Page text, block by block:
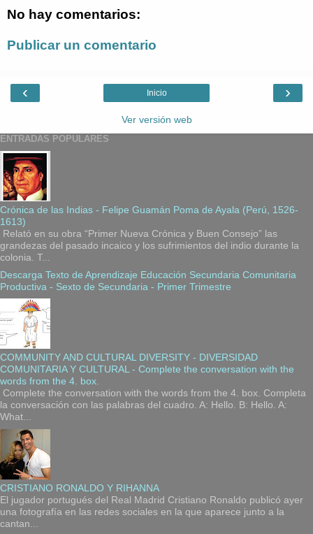
No hay comentarios:
Publicar un comentario
‹ ›
Inicio
Ver versión web
ENTRADAS POPULARES
Crónica de las Indias - Felipe Guamán Poma de Ayala (Perú, 1526-
1613)
Relató en su obra “Primer Nueva Crónica y Buen Consejo” las
grandezas del pasado incaico y los sufrimientos del indio durante la
colonia. T...
Descarga Texto de Aprendizaje Educación Secundaria Comunitaria
Productiva - Sexto de Secundaria - Primer Trimestre
COMMUNITY AND CULTURAL DIVERSITY - DIVERSIDAD
COMUNITARIA Y CULTURAL - Complete the conversation with the
words from the 4. box.
Complete the conversation with the words from the 4. box. Completa
la conversación con las palabras del cuadro. A: Hello. B: Hello. A:
What...
CRISTIANO RONALDO Y RIHANNA
El jugador portugués del Real Madrid Cristiano Ronaldo publicó ayer
una fotografía en las redes sociales en la que aparece junto a la
cantan...